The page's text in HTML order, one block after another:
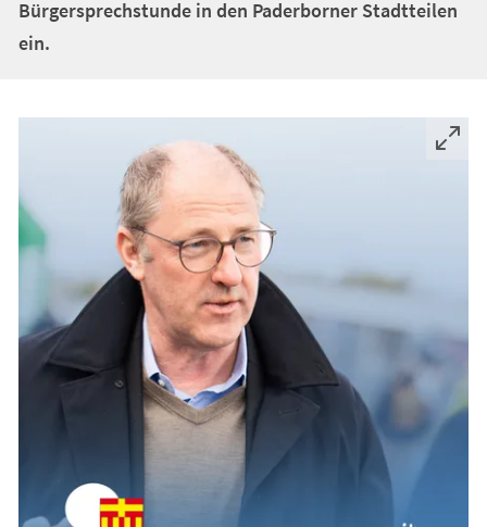
Bürgersprechstunde in den Paderborner Stadtteilen
ein.